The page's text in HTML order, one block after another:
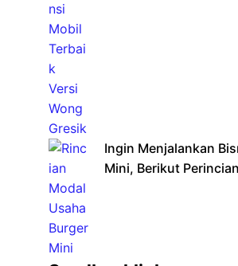
Ingin Menjalankan
Mini, Berikut Perincian